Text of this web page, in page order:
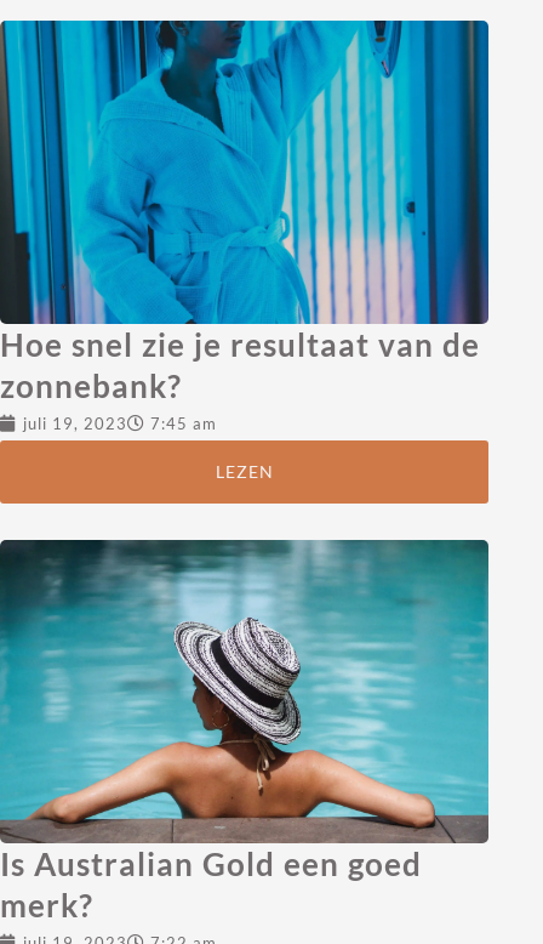
Hoe snel zie je resultaat van de
zonnebank?
juli 19, 2023 7:45 am
LEZEN
Is Australian Gold een goed
merk?